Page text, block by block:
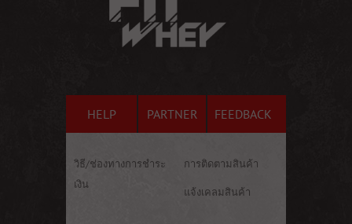
HELP PARTNER FEEDBACK
วิธี/ช่องทางการชำระ
เงิน
การติดตามสินค้า
แจ้งเคลมสินค้า